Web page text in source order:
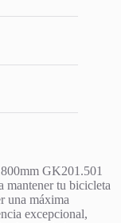
GK201.501
mantener tu bicicleta
una máxima
excepcional,